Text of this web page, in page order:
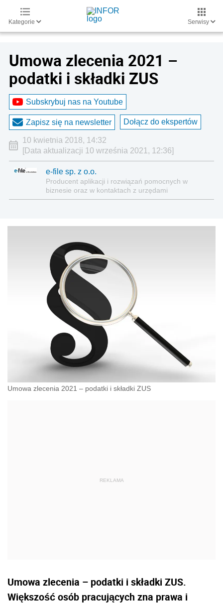
Kategorie Serwisy
Umowa zlecenia 2021 –
podatki i składki ZUS
Subskrybuj nas na Youtube
Zapisz się na newsletter Dołącz do ekspertów
10 kwietnia 2018, 14:32
[Data aktualizacji 10 września 2021, 12:36]
e-file sp. z o.o.
Producent aplikacji i rozwiązań pomocnych w
biznesie oraz w kontaktach z urzędami
Umowa zlecenia 2021 – podatki i składki ZUS
Umowa zlecenia – podatki i składki ZUS.
Większość osób pracujących zna prawa i